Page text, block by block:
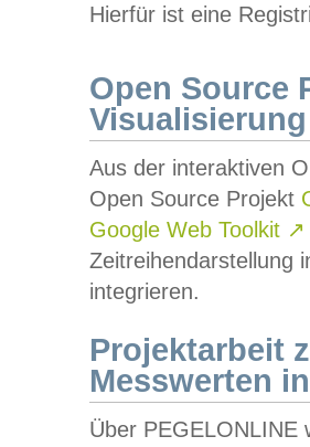
Hierfür ist eine
Open Source
Visualisierung
Aus der interaktiven
Open Source Projekt
Google Web Toolkit ↗
Zeitreihendarstellung
integrieren.
Projektarbeit
Messwerten
Über PEGELONLINE